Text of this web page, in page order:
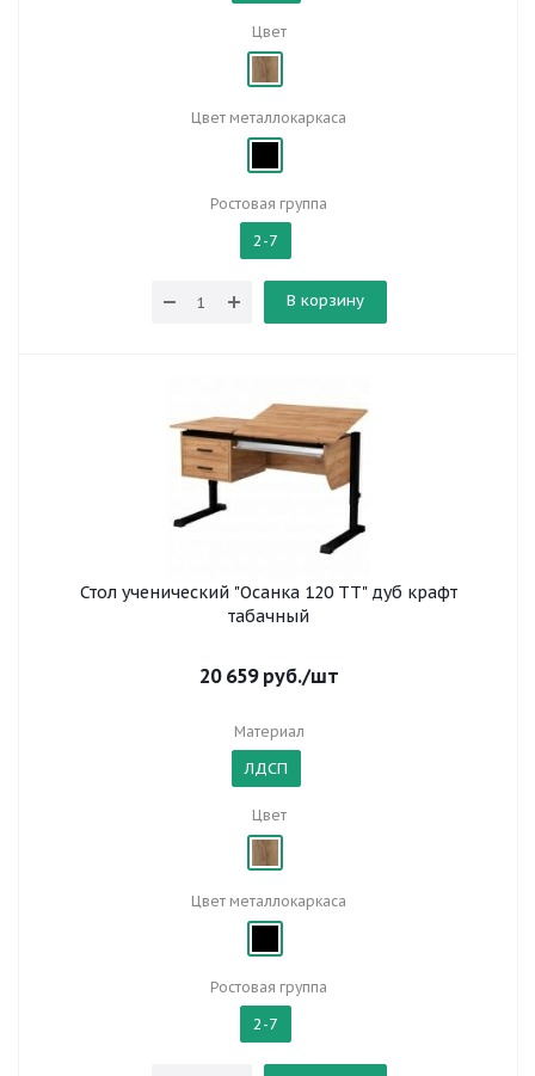
Цвет
Цвет металлокаркаса
Ростовая группа
2-7
В корзину
Стол ученический "Осанка 120 ТТ" дуб крафт
табачный
20 659руб./шт
Материал
ЛДСП
Цвет
Цвет металлокаркаса
Ростовая группа
2-7